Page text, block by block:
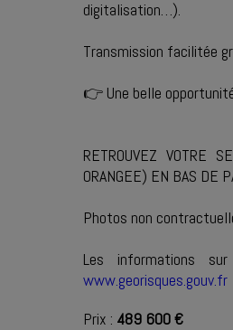
digitalisation…).
Transmission facilitée
👉 Une belle
RETROUVEZ VOTRE
ORANGEE) EN BAS DE
Photos non
Les informations
www.georisques.gouv.fr
Prix : 489 600 €